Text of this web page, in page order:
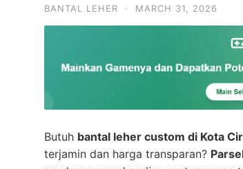
BANTAL LEHER · MARCH 31, 2026
Butuh bantal leher custom di Kota
terjamin dan harga transparan?